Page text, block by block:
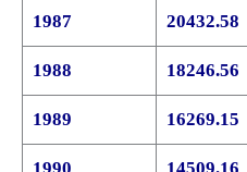
1987 20432.58
1988 18246.56
1989 16269.15